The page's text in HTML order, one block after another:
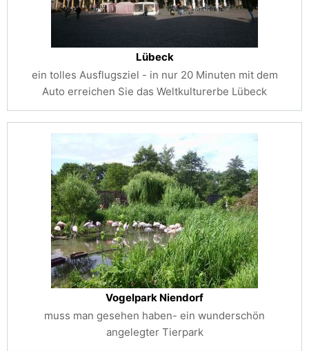
Lübeck
ein tolles Ausflugsziel - in nur 20 Minuten mit dem
Auto erreichen Sie das Weltkulturerbe Lübeck
Vogelpark Niendorf
muss man gesehen haben- ein wunderschön
angelegter Tierpark